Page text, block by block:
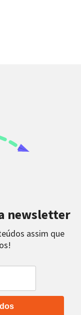
newsletter
assim que